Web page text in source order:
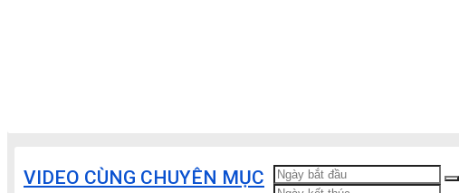
VIDEO CÙNG CHUYÊN MỤC